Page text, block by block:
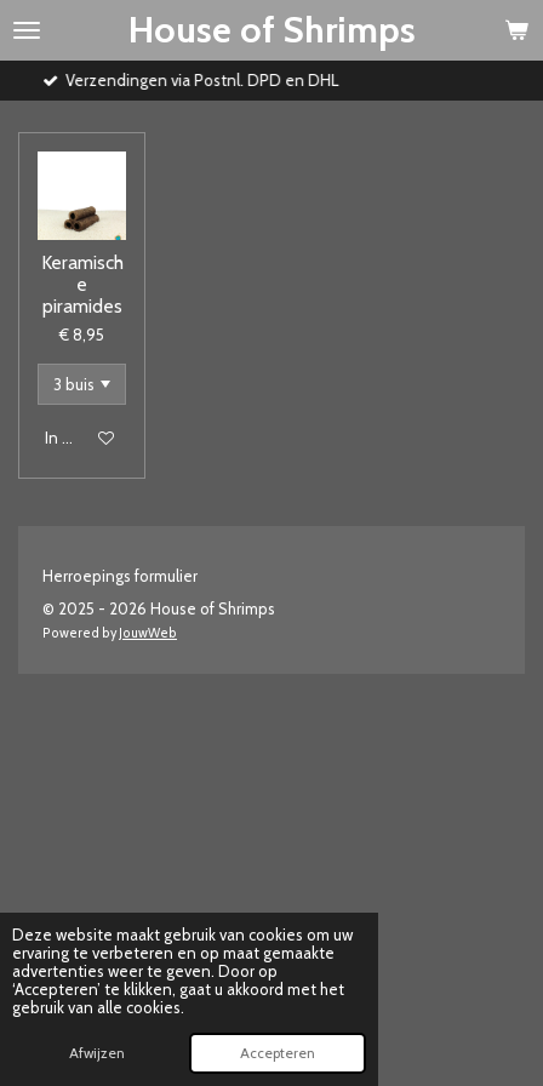
Deze website maakt gebruik van cookies om uw
ervaring te verbeteren en op maat gemaakte
advertenties weer te geven. Door op
‘Accepteren’ te klikken, gaat u akkoord met het
gebruik van alle cookies.
Afwijzen Accepteren
Ga
House of Shrimps
via Postnl. DPD en DHL
Keramisch
e
piramides
€ 8,95
In winkelwagen
Herroepings formulier
© 2025 - 2026 House of Shrimps
Powered byJouwWeb